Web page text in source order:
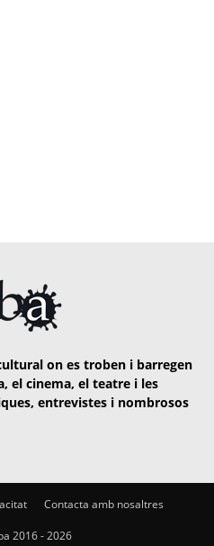
on es troben i barregen
el cinema, el teatre i les
entrevistes i nombrosos
Contacta amb nosaltres
2016 -2026